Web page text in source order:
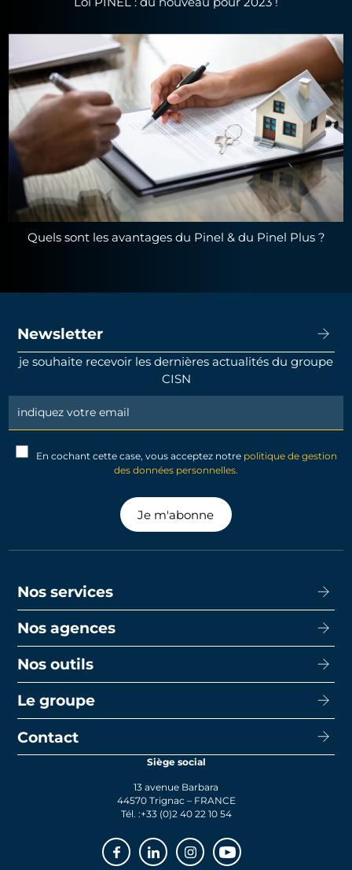
Quels sont les avantages du Pinel & du Pinel Plus ?
Newsletter
je souhaite recevoir les dernières actualités du groupe
CISN
Newsletter
Signup
En cochant cette case, vous acceptez notre politique de gestion
des données personnelles.
Je m'abonne
Nos services
Acheter
Promotion
Transaction
Faire gérer
Nos agences
CISN Agence Immobilière Nantes Decré
CISN Agence Immobilière La Baule
Nos outils
Capacité d’emprunt
Le prêt bancaire
Le groupe
Le groupe
Contact
Siège social
13 avenue Barbara
44570 Trignac – FRANCE
Tél. :+33 (0)2 40 22 10 54
FacebookLinkedinInstagramYoutube